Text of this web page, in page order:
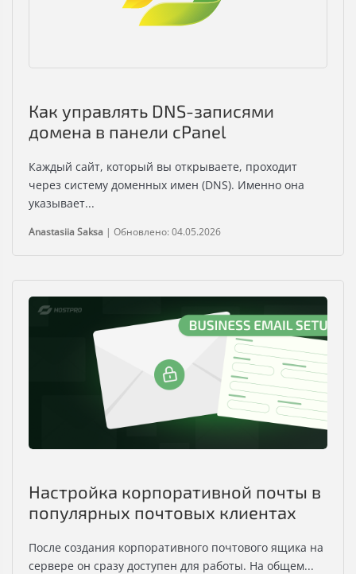
Как управлять DNS-записями
домена в панели cPanel
Каждый сайт, который вы открываете, проходит
через систему доменных имен (DNS). Именно она
указывает...
Anastasiia Saksa | Обновлено: 04.05.2026
Настройка корпоративной почты в
популярных почтовых клиентах
После создания корпоративного почтового ящика на
сервере он сразу доступен для работы. На общем...